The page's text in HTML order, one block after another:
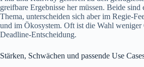
greifbare Ergebnisse her müssen. Beide
Thema, unterscheiden sich aber im Regie-
und im Ökosystem. Oft ist die Wahl weniger
Deadline-Entscheidung.
Stärken, Schwächen und passende Use